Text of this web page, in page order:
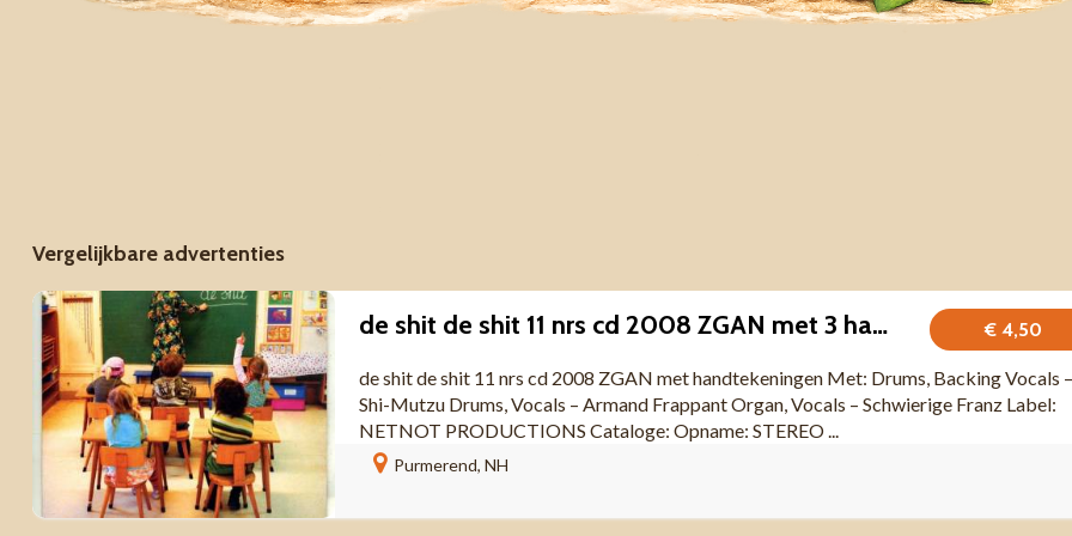
Vergelijkbare advertenties
€ 4,50
de shit de shit 11 nrs cd 2008 ZGAN met 3 handtekeningen ZGAN
de shit de shit 11 nrs cd 2008 ZGAN met handtekeningen Met: Drums, Backing Vocals –
Shi-Mutzu Drums, Vocals – Armand Frappant Organ, Vocals – Schwierige Franz Label:
NETNOT PRODUCTIONS Cataloge: Opname: STEREO ...
Purmerend, NH